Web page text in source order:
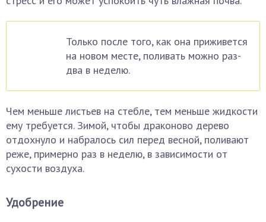
Только после того, как она приживется
на новом месте, поливать можно раз-
два в неделю.
Чем меньше листьев на стебле, тем меньше жидкости
ему требуется. Зимой, чтобы драконово дерево
отдохнуло и набралось сил перед весной, поливают
реже, примерно раз в неделю, в зависимости от
сухости воздуха.
Удобрение